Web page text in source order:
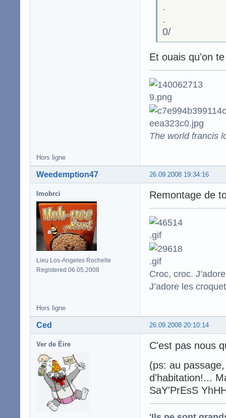
.
.
0/
Et ouais qu'on
The world francis
Hors ligne
26.09.2008 19:34:16
Weedemption47
lmobrci
Lieu Los-Angeles Rochelle
Registered 06.05.2008
Remontage de
Croc, croc.
J’adore les
Hors ligne
26.09.2008 20:10:14
Ced
Ver de Éire
C'est pas nous
(ps: au
d'habitation!...
SaY'PrEsS